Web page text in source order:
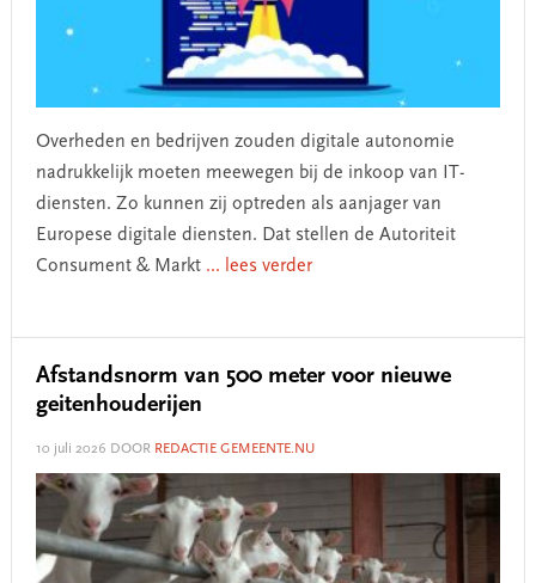
Overheden en bedrijven zouden digitale autonomie
nadrukkelijk moeten meewegen bij de inkoop van IT-
diensten. Zo kunnen zij optreden als aanjager van
Europese digitale diensten. Dat stellen de Autoriteit
Consument & Markt ... lees verder
Afstandsnorm van 500 meter voor nieuwe
geitenhouderijen
10 juli 2026 DOOR REDACTIE GEMEENTE.NU